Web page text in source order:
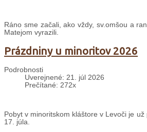
Ráno sme začali, ako vždy, sv.omšou a
Matejom vyrazili.
Prázdniny u minoritov 2026
Podrobnosti
Uverejnené: 21. júl 2026
Prečítané: 272x
Pobyt v minoritskom kláštore v Levoči je
17. júla.